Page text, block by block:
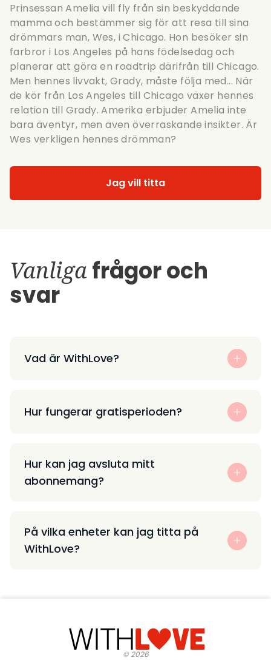
Prinsessan Amelia vill fly från sin beskyddande
mamma och bestämmer sig för att resa till sina
drömmars man, Wes, i Chicago. Hon besöker sin
farbror i Los Angeles på hans födelsedag och
planerar att göra en roadtrip därifrån till Chicago.
Men hennes livvakt, Grady, måste följa med... När
de kör från Los Angeles till Chicago växer hennes
relation till Grady. Amerika erbjuder Amelia inte
bara äventyr, men även överraskande insikter. Är
Wes verkligen hennes drömman?
Jag vill titta
Vanligafrågor och
svar
Vad är WithLove?
Hur fungerar gratisperioden?
Hur kan jag avsluta mitt
abonnemang?
På vilka enheter kan jag titta på
WithLove?
©2026